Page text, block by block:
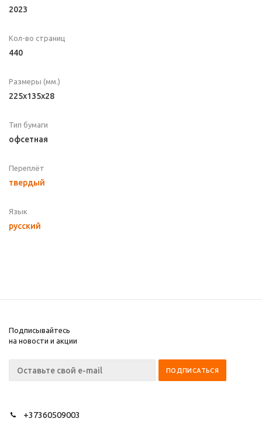
2023
Кол-во страниц
440
Размеры (мм.)
225x135x28
Тип бумаги
офсетная
Переплёт
твердый
Язык
русский
Подписывайтесь
на новости и акции
+37360509003